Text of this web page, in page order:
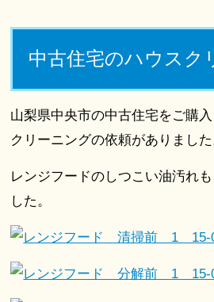
中古住宅のハウスク
山梨県中央市の中古住宅をご購
クリーニングの依頼がありました
レンジフードのしつこい油汚れ
した。